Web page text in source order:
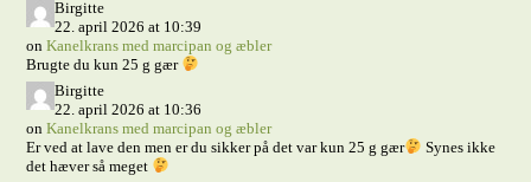
Birgitte
22. april 2026 at 10:39
onKanelkrans med marcipan og æbler
Brugte du kun 25 g gær
Birgitte
22. april 2026 at 10:36
onKanelkrans med marcipan og æbler
Er ved at lave den men er du sikker på det var kun 25 g gær
Synes ikke
det hæver så meget